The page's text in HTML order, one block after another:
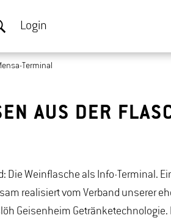
Login
Terminal
AUS DER
Die Weinflasche als Info-Terminal.
realisiert vom Verband unserer
Geisenheim Getränketechnologie.